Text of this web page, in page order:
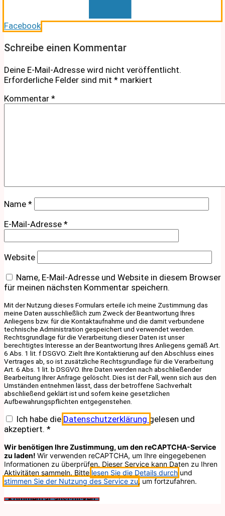
Facebook
Schreibe einen Kommentar
Deine E-Mail-Adresse wird nicht veröffentlicht.
Erforderliche Felder sind mit * markiert
Kommentar *
Name *
E-Mail-Adresse *
Website
Name, E-Mail-Adresse und Website in diesem Browser
für meinen nächsten Kommentar speichern.
Mit der Nutzung dieses Formulars erteile ich meine Zustimmung das
meine Daten ausschließlich zum Zweck der Beantwortung Ihres
Anliegens bzw. für die Kontaktaufnahme und die damit verbundene
technische Administration gespeichert und verwendet werden.
Rechtsgrundlage für die Verarbeitung dieser Daten ist unser
berechtigtes Interesse an der Beantwortung Ihres Anliegens gemäß Art.
6 Abs. 1 lit. f DSGVO. Zielt Ihre Kontaktierung auf den Abschluss eines
Vertrages ab, so ist zusätzliche Rechtsgrundlage für die Verarbeitung
Art. 6 Abs. 1 lit. b DSGVO. Ihre Daten werden nach abschließender
Bearbeitung Ihrer Anfrage gelöscht. Dies ist der Fall, wenn sich aus den
Umständen entnehmen lässt, dass der betroffene Sachverhalt
abschließend geklärt ist und sofern keine gesetzlichen
Aufbewahrungspflichten entgegenstehen.
Ich habe die Datenschutzerklärung gelesen und
akzeptiert. *
Wir benötigen Ihre Zustimmung, um den reCAPTCHA-Service
zu laden! Wir verwenden reCAPTCHA, um Ihre eingegebenen
Informationen zu überprüfen. Dieser Service kann Daten zu Ihren
Aktivitäten sammeln. Bitte lesen Sie die Details durch und
stimmen Sie der Nutzung des Service zu, um fortzufahren.